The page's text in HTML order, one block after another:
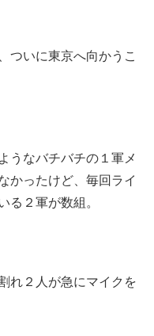
ついに東京へ向かうこ
うなバチバチの１軍メ
かったけど、毎回ライ
る２軍が数組。
れ２人が急にマイクを